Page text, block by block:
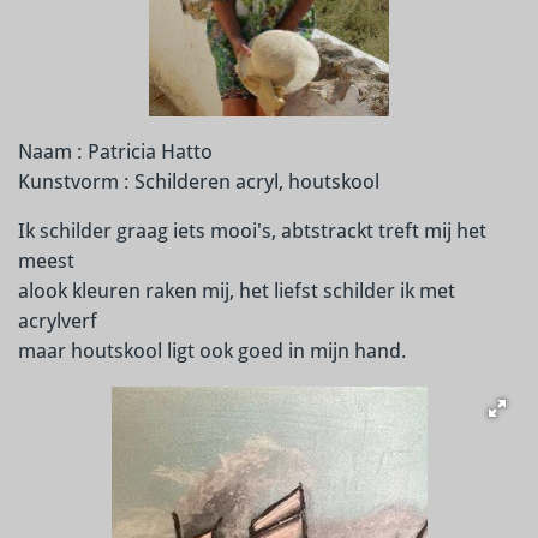
Naam : Patricia Hatto
Kunstvorm : Schilderen acryl, houtskool
Ik schilder graag iets mooi's, abtstrackt treft mij het
meest
alook kleuren raken mij, het liefst schilder ik met
acrylverf
maar houtskool ligt ook goed in mijn hand.